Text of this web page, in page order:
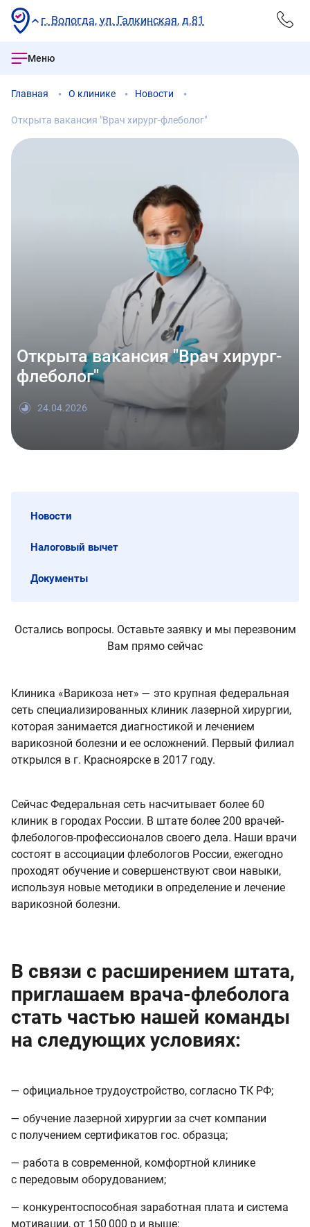
г. Вологда, ул. Галкинская, д.81
Меню
Главная О клинике Новости
Открыта вакансия "Врач хирург-флеболог"
Открыта вакансия "Врач хирург-
флеболог"
24.04.2026
Клиника «Варикоза нет» — это крупная федеральная
сеть специализированных клиник лазерной хирургии,
которая занимается диагностикой и лечением
варикозной болезни и ее осложнений. Первый филиал
открылся в г. Красноярске в 2017 году.
Сейчас Федеральная сеть насчитывает более 60
клиник в городах России. В штате более 200 врачей-
флебологов-профессионалов своего дела. Наши врачи
состоят в ассоциации флебологов России, ежегодно
проходят обучение и совершенствуют свои навыки,
используя новые методики в определение и лечение
варикозной болезни.
В связи с расширением штата,
приглашаем врача-флеболога
стать частью нашей команды
на следующих условиях:
— официальное трудоустройство, согласно ТК РФ;
— обучение лазерной хирургии за счет компании
с получением сертификатов гос. образца;
— работа в современной, комфортной клинике
с передовым оборудованием;
— конкурентоспособная заработная плата и система
мотивации, от 150 000 р и выше;
Новости
Налоговый вычет
Документы
Остались вопросы. Оставьте заявку и мы перезвоним
Вам прямо сейчас